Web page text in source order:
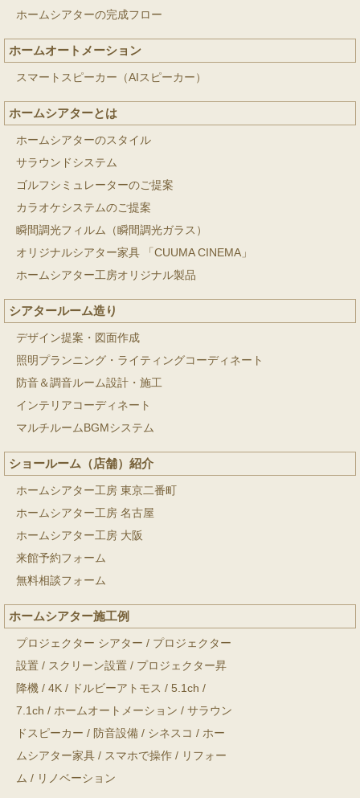
ホームシアターの完成フロー
ホームオートメーション
スマートスピーカー（AIスピーカー）
ホームシアターとは
ホームシアターのスタイル
サラウンドシステム
ゴルフシミュレーターのご提案
カラオケシステムのご提案
瞬間調光フィルム（瞬間調光ガラス）
オリジナルシアター家具 「CUUMA CINEMA」
ホームシアター工房オリジナル製品
シアタールーム造り
デザイン提案・図面作成
照明プランニング・ライティングコーディネート
防音＆調音ルーム設計・施工
インテリアコーディネート
マルチルームBGMシステム
ショールーム（店舗）紹介
ホームシアター工房 東京二番町
ホームシアター工房 名古屋
ホームシアター工房 大阪
来館予約フォーム
無料相談フォーム
ホームシアター施工例
プロジェクター シアター / プロジェクター
設置 / スクリーン設置 / プロジェクター昇
降機 / 4K / ドルビーアトモス / 5.1ch /
7.1ch / ホームオートメーション / サラウン
ドスピーカー / 防音設備 / シネスコ / ホー
ムシアター家具 / スマホで操作 / リフォー
ム / リノベーション